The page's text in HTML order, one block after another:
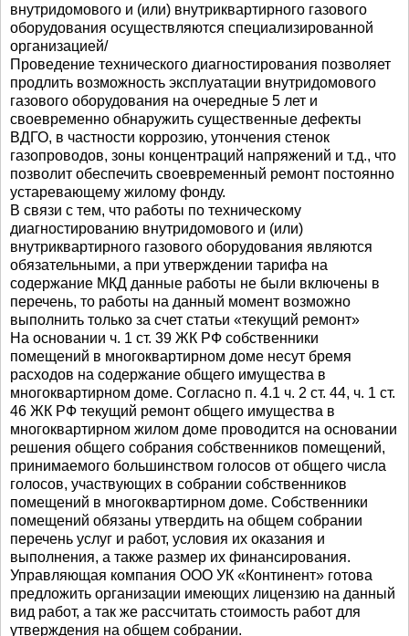
внутридомового и (или) внутриквартирного газового
оборудования осуществляются специализированной
организацией/
Проведение технического диагностирования позволяет
продлить возможность эксплуатации внутридомового
газового оборудования на очередные 5 лет и
своевременно обнаружить существенные дефекты
ВДГО, в частности коррозию, утончения стенок
газопроводов, зоны концентраций напряжений и т.д., что
позволит обеспечить своевременный ремонт постоянно
устаревающему жилому фонду.
В связи с тем, что работы по техническому
диагностированию внутридомового и (или)
внутриквартирного газового оборудования являются
обязательными, а при утверждении тарифа на
содержание МКД данные работы не были включены в
перечень, то работы на данный момент возможно
выполнить только за счет статьи «текущий ремонт»
На основании ч. 1 ст. 39 ЖК РФ собственники
помещений в многоквартирном доме несут бремя
расходов на содержание общего имущества в
многоквартирном доме. Согласно п. 4.1 ч. 2 ст. 44, ч. 1 ст.
46 ЖК РФ текущий ремонт общего имущества в
многоквартирном жилом доме проводится на основании
решения общего собрания собственников помещений,
принимаемого большинством голосов от общего числа
голосов, участвующих в собрании собственников
помещений в многоквартирном доме. Собственники
помещений обязаны утвердить на общем собрании
перечень услуг и работ, условия их оказания и
выполнения, а также размер их финансирования.
Управляющая компания ООО УК «Континент» готова
предложить организации имеющих лицензию на данный
вид работ, а так же рассчитать стоимость работ для
утверждения на общем собрании.